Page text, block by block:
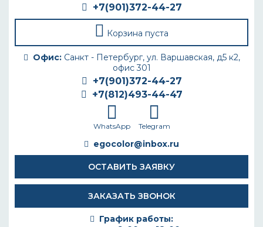
+7(901)372-44-27
Корзина пуста
Офис:Санкт - Петербург, ул. Варшавская, д5 к2,
офис 301
+7(901)372-44-27
+7(812)493-44-47
WhatsApp Telegram
egocolor@inbox.ru
ОСТАВИТЬ ЗАЯВКУ
ЗАКАЗАТЬ ЗВОНОК
График работы: